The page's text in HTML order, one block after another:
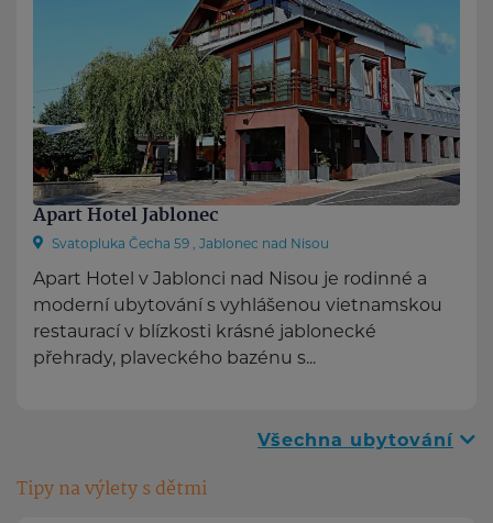
Apart Hotel Jablonec
Svatopluka Čecha 59 , Jablonec nad Nisou
Apart Hotel v Jablonci nad Nisou je rodinné a
moderní ubytování s vyhlášenou vietnamskou
restaurací v blízkosti krásné jablonecké
přehrady, plaveckého bazénu s...
Všechna ubytování
Tipy na výlety s dětmi